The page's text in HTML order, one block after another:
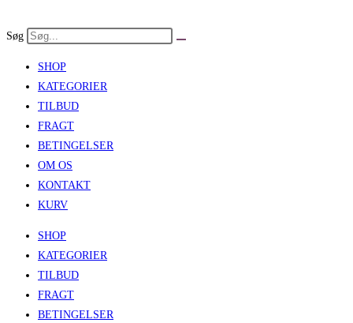
to
Søg
SHOP
KATEGORIER
TILBUD
FRAGT
BETINGELSER
OM OS
KONTAKT
KURV
SHOP
KATEGORIER
TILBUD
FRAGT
BETINGELSER